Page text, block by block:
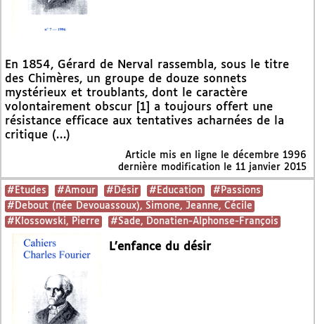
En 1854, Gérard de Nerval rassembla, sous le titre
des Chimères, un groupe de douze sonnets
mystérieux et troublants, dont le caractère
volontairement obscur [1] a toujours offert une
résistance efficace aux tentatives acharnées de la
critique (…)
Article mis en ligne le décembre 1996
dernière modification le 11 janvier 2015
#Etudes #Amour #Désir #Education
#Passions
#Debout (née Devouassoux), Simone, Jeanne, Cécile
#Klossowski, Pierre
#Sade, Donatien-Alphonse-François
L’enfance du désir